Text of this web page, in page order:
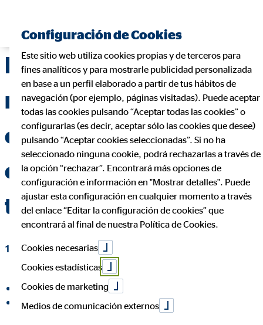
Pensión mínima y
máxima en 2026:
cuánto cobrarás y
cómo complementar
tu jubilación con OVB
18 de enero de 2026| OVB Allfinanz España S.A.
compartir en Facebook
compartir en LinkedIn
Configuración de Cookies
Este sitio web utiliza cookies propias y de terceros para
fines analíticos y para mostrarle publicidad personalizada
en base a un perfil elaborado a partir de tus hábitos de
navegación (por ejemplo, páginas visitadas). Puede aceptar
todas las cookies pulsando “Aceptar todas las cookies” o
configurarlas (es decir, aceptar sólo las cookies que desee)
pulsando “Aceptar cookies seleccionadas”. Si no ha
seleccionado ninguna cookie, podrá rechazarlas a través de
la opción “rechazar”. Encontrará más opciones de
configuración e información en "Mostrar detalles". Puede
ajustar esta configuración en cualquier momento a través
del enlace “Editar la configuración de cookies” que
encontrará al final de nuestra Política de Cookies.
Cookies necesarias
Cookies estadísticas
Cookies de marketing
Medios de comunicación externos